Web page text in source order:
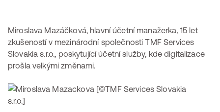
Miroslava Mazáčková, hlavní účetní manažerka, 15 let
zkušeností v mezinárodní společnosti TMF Services
Slovakia s.r.o., poskytující účetní služby, kde digitalizace
prošla velkými změnami.